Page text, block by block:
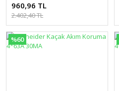
960,96 TL
2.402,40 TL
%60